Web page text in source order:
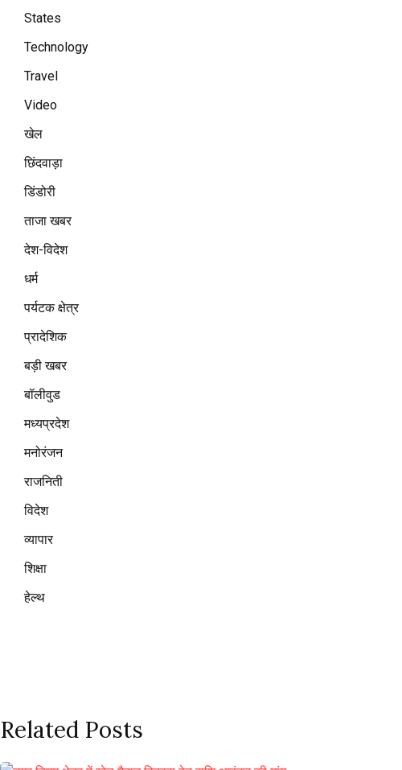
States
Technology
Travel
Video
खेल
छिंदवाड़ा
डिंडोरी
ताजा खबर
देश-विदेश
धर्म
पर्यटक क्षेत्र
प्रादेशिक
बड़ी खबर
बॉलीवुड
मध्यप्रदेश
मनोरंजन
राजनिती
विदेश
व्यापार
शिक्षा
हेल्थ
Related Posts